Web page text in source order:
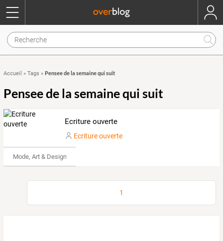
Accueil » Tags » Pensee de la semaine qui suit
Pensee de la semaine qui suit
Ecriture ouverte
Ecriture ouverte
Mode, Art & Design
1